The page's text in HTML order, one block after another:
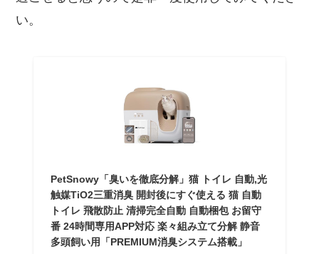
い。
PetSnowy「臭いを徹底分解」猫 トイレ 自動,光
触媒TiO2三重消臭 開封後にすぐ使える 猫 自動
トイレ 飛散防止 清掃完全自動 自動梱包 お留守
番 24時間専用APP対応 楽々組み立て分解 静音
多頭飼い用「PREMIUM消臭システム搭載」